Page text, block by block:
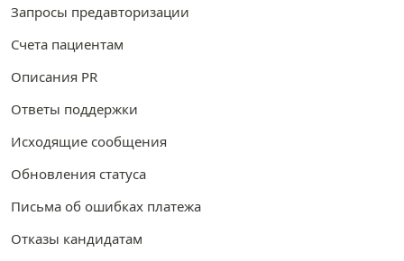
Запросы предавторизации
Счета пациентам
Описания PR
Ответы поддержки
Исходящие сообщения
Обновления статуса
Письма об ошибках платежа
Отказы кандидатам